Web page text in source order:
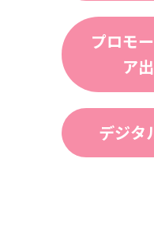
プロモ
ア
デジタ